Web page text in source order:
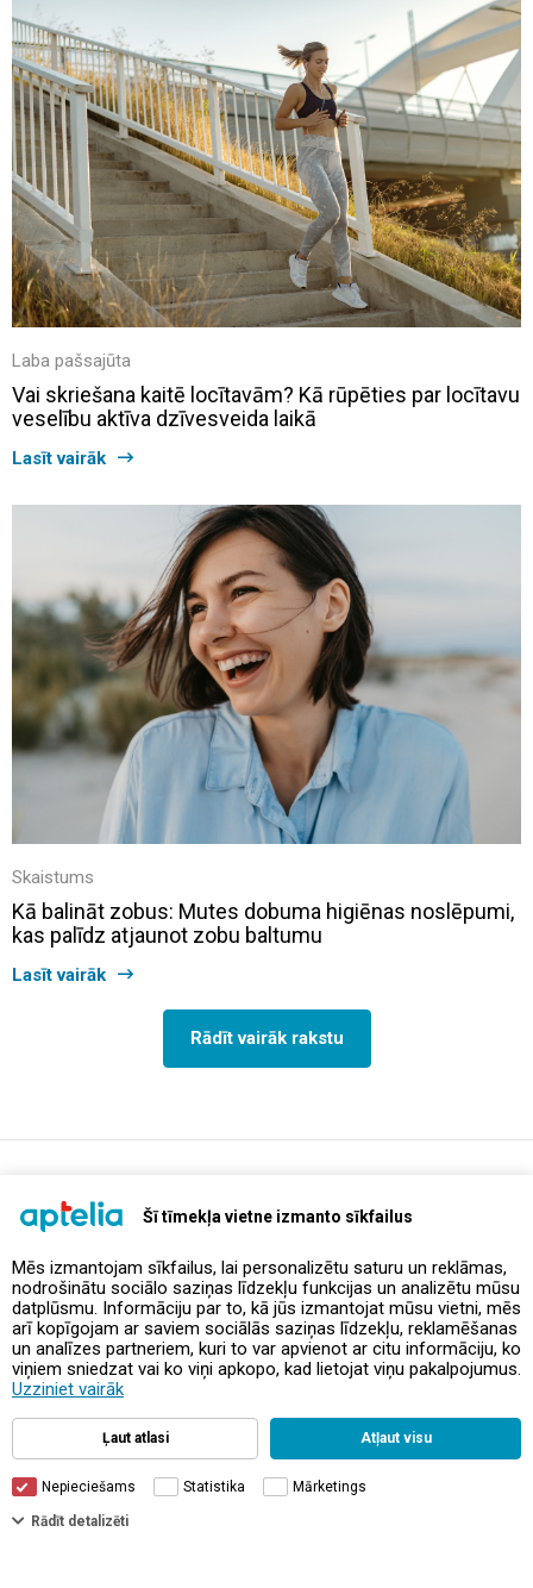
Šī tīmekļa vietne izmanto sīkfailus
Mēs izmantojam sīkfailus, lai personalizētu saturu un reklāmas,
nodrošinātu sociālo saziņas līdzekļu funkcijas un analizētu mūsu
datplūsmu. Informāciju par to, kā jūs izmantojat mūsu vietni, mēs
arī kopīgojam ar saviem sociālās saziņas līdzekļu, reklamēšanas
un analīzes partneriem, kuri to var apvienot ar citu informāciju, ko
viņiem sniedzat vai ko viņi apkopo, kad lietojat viņu pakalpojumus.
Uzziniet vairāk
Ļaut atlasi Atļaut visu
Nepieciešams Statistika Mārketings
Rādīt detalizēti
Laba pašsajūta
Vai skriešana kaitē locītavām? Kā rūpēties par locītavu
veselību aktīva dzīvesveida laikā
Lasīt vairāk
Skaistums
Kā balināt zobus: Mutes dobuma higiēnas noslēpumi,
kas palīdz atjaunot zobu baltumu
Lasīt vairāk
Rādīt vairāk rakstu
Piedāvājumi un akcijas
Kontakti